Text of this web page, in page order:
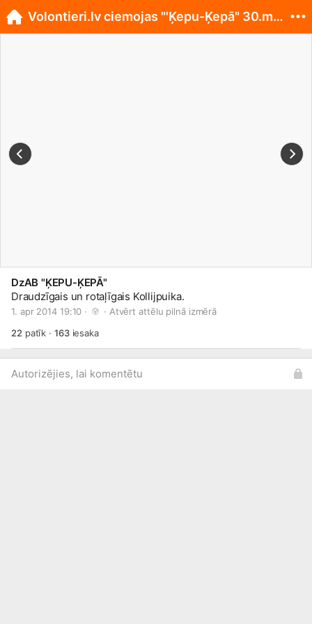
DzAB "ĶEPU-ĶEPĀ"
Draudzīgais un rotaļīgais Kollijpuika.
1. apr 2014 19:10 · · Atvērt attēlu pilnā izmērā
22 patīk · 163iesaka
Autorizējies, lai komentētu
Volontieri.lv ciemojas "'Ķepu-Ķepā" 30.martā